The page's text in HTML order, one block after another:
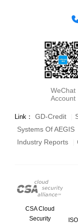
WeChat
Account
Link： GD-Credit
Systems Of AEGIS
Industry Reports
CSA Cloud
Security